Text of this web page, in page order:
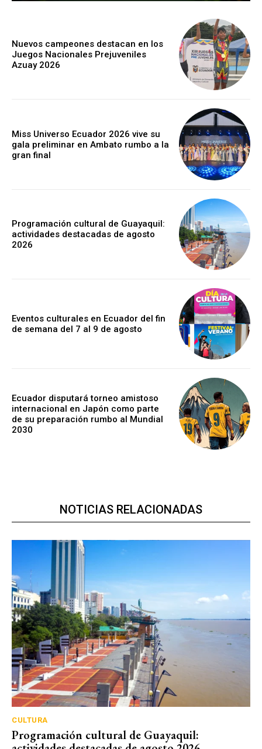
Nuevos campeones destacan en los
Juegos Nacionales Prejuveniles
Azuay 2026
Miss Universo Ecuador 2026 vive su
gala preliminar en Ambato rumbo a la
gran final
Programación cultural de Guayaquil:
actividades destacadas de agosto
2026
Eventos culturales en Ecuador del fin
de semana del 7 al 9 de agosto
Ecuador disputará torneo amistoso
internacional en Japón como parte
de su preparación rumbo al Mundial
2030
NOTICIAS RELACIONADAS
CULTURA
Programación cultural de Guayaquil: